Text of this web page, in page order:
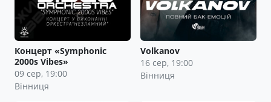
Концерт «Symphonic
2000s Vibes»
09 сер, 19:00
Вінниця
Volkanov
16 сер, 19:00
Вінниця